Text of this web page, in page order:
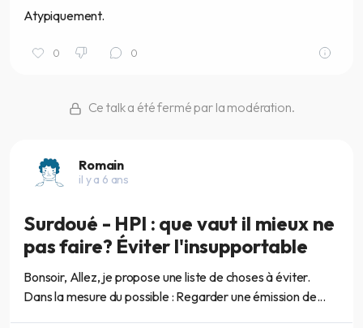
Atypiquement.
0 0
Ce talk a été fermé par la modération.
Romain
il y a 6 ans
Surdoué - HPI : que vaut il mieux ne
pas faire? Éviter l'insupportable
Bonsoir, Allez, je propose une liste de choses à éviter.
Dans la mesure du possible : Regarder une émission de...